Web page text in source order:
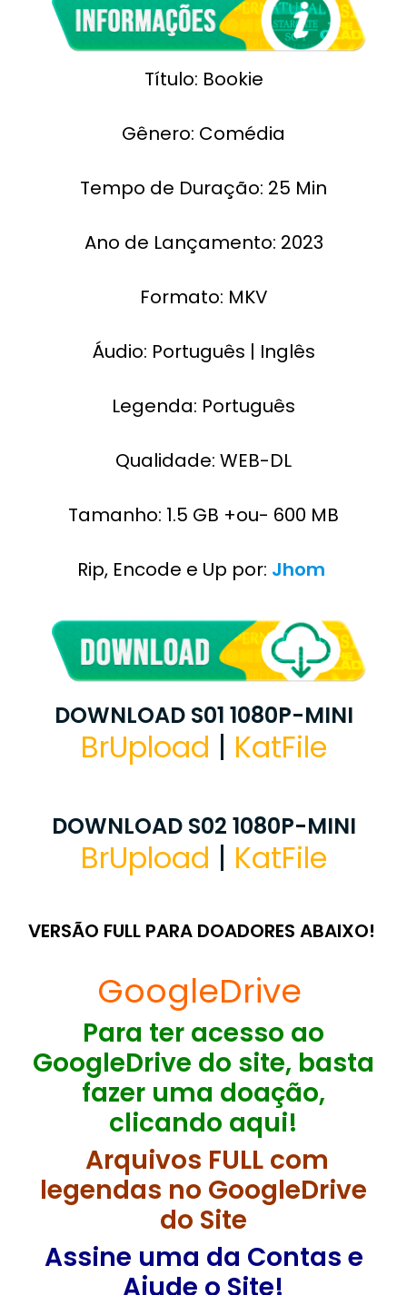
Título: Bookie
Gênero: Comédia
Tempo de Duração: 25 Min
Ano de Lançamento: 2023
Formato: MKV
Áudio: Português | Inglês
Legenda: Português
Qualidade: WEB-DL
Tamanho: 1.5 GB +ou- 600 MB
Rip, Encode e Up por: Jhom
DOWNLOAD S01 1080P-MINI
BrUpload | KatFile
DOWNLOAD S02 1080P-MINI
BrUpload | KatFile
VERSÃO FULL PARA DOADORES ABAIXO!
GoogleDrive
Para ter acesso ao
GoogleDrive do site, basta
fazer uma doação,
clicando aqui!
Arquivos FULL com
legendas no GoogleDrive
do Site
Assine uma da Contas e
Ajude o Site!